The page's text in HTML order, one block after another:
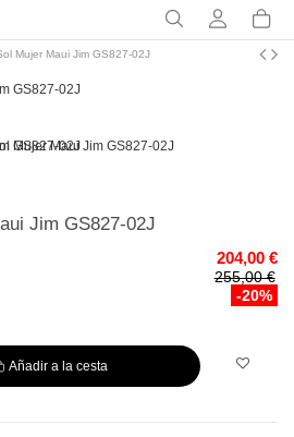
Mujer Maui Jim GS827-02J
Jim GS827-02J
204,00 €
255,00 €
-20%
Añadir a la cesta